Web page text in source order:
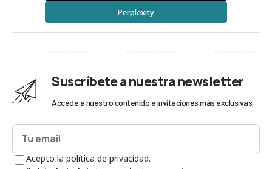
Perplexity
Suscríbete a nuestra newsletter
Accede a nuestro contenido e invitaciones más exclusivas.
Acepto la política de privacidad.